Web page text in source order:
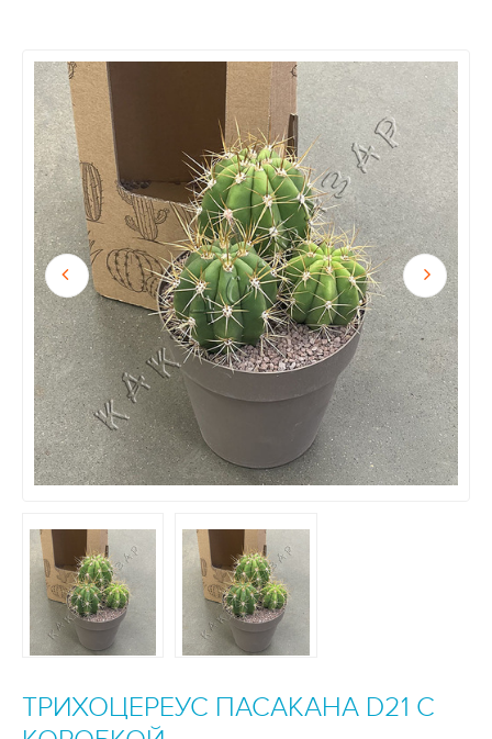
ТРИХОЦЕРЕУС ПАСАКАНА D21 С